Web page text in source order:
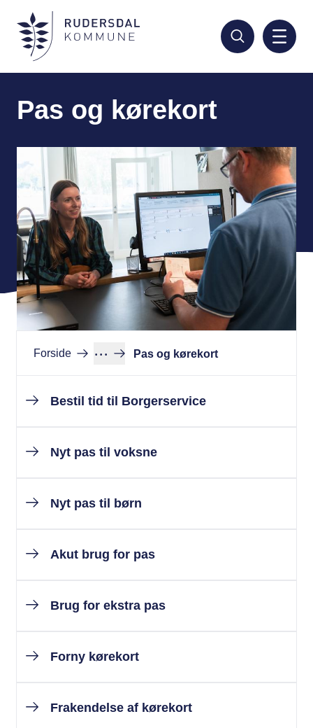
hovedindhold
Pas og kørekort
Forside ··· Pas og kørekort
Bestil tid til Borgerservice
Nyt pas til voksne
Nyt pas til børn
Akut brug for pas
Brug for ekstra pas
Forny kørekort
Frakendelse af kørekort